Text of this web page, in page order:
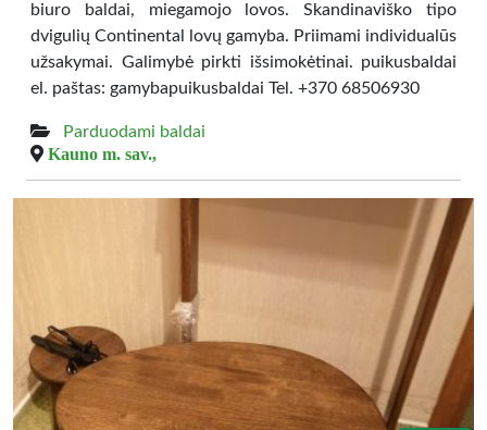
biuro baldai, miegamojo lovos. Skandinaviško tipo
dvigulių Continental lovų gamyba. Priimami individualūs
užsakymai. Galimybė pirkti išsimokėtinai. puikusbaldai
el. paštas: gamybapuikusbaldai Tel. +370 68506930
Parduodami baldai
Kauno m. sav.,